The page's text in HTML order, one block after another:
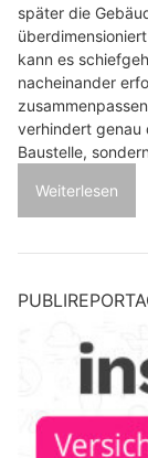
später die
kann es
nacheinander
verhindert genau
Baustelle,
Weiterlesen